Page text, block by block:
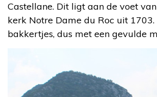
Castellane. Dit ligt aan de voet
kerk Notre Dame du Roc uit
bakkertjes, dus met een gevulde